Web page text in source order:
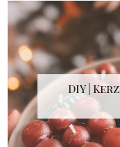
DIY |